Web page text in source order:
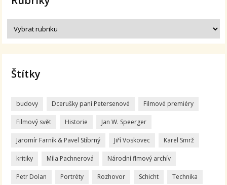
Štítky
budovy Dcerušky paní Petersenové Filmové premiéry
Filmový svět Historie Jan W. Speerger
Jaromír Farník & Pavel Stíbrný Jiří Voskovec Karel Smrž
kritiky Míla Pachnerová Národní flmový archív
Petr Dolan Portréty Rozhovor Schicht Technika